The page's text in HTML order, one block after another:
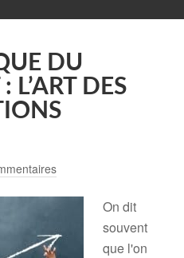
DU
L’ART DES
On dit
souvent
que l'on